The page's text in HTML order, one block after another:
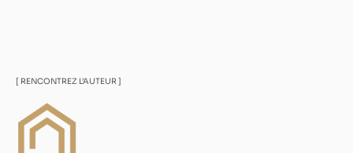
[ RENCONTREZ L’AUTEUR ]